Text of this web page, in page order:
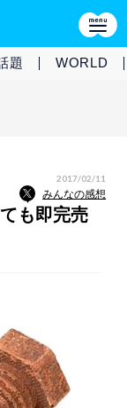
題 WORLD
2017/02/11
みんなの感想
も即完売